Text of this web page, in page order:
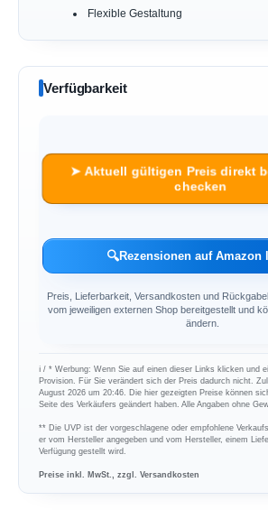
Flexible Gestaltung
Verfügbarkeit
➤ Aktuell gültigen Preis direkt
checken
🔍Rezensionen auf Amazon
Preis, Lieferbarkeit, Versandkosten und
vom jeweiligen externen Shop bereitgestellt und
ändern.
ℹ︎ / * Werbung: Wenn Sie auf einen dieser Links klicken und
Provision. Für Sie verändert sich der Preis dadurch nicht.
August 2026 um 20:46. Die hier gezeigten Preise können
Seite des Verkäufers geändert haben. Alle Angaben ohne
** Die UVP ist der vorgeschlagene oder empfohlene
er vom Hersteller angegeben und vom Hersteller, einem
Verfügung gestellt wird.
Preise inkl. MwSt., zzgl. Versandkosten